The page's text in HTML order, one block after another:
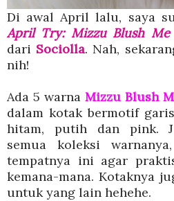
Di awal April lalu, saya
April Try: Mizzu Blush Me
dari Sociolla. Nah,
nih!
Ada 5 warna Mizzu Blush
dalam kotak bermotif
hitam, putih dan pink.
semua koleksi
tempatnya ini agar
kemana-mana. Kotaknya
untuk yang lain hehehe.